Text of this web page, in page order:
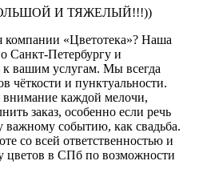
И ТЯЖЕЛЫЙ!!!))
«Цветотека»? Наша
Санкт-Петербургу и
вашим услугам. Мы всегда
чёткости и пунктуальности.
каждой мелочи,
заказ, особенно если речь
важному событию, как свадьба.
со всей ответственностью и
цветов в СПб по возможности